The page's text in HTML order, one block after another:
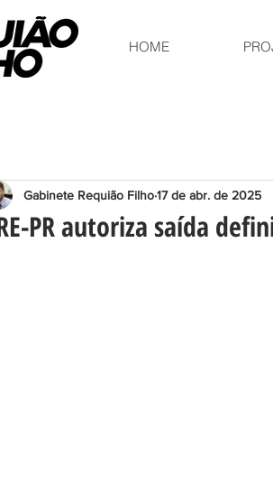
HOME
PR autoriza saída
Gabinete Requião Filho17 de abr. de 2025